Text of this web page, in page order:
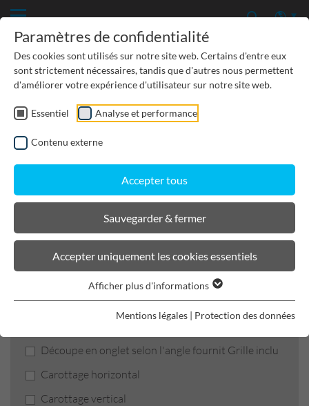
TP-GÉNIE CIVIL
PROTECTION DES EAUX SOUTERRAINES
URBANISME, PAYSAGISME
BIRCOsir Grandes Dimensions
Filtrer les produits
Découpe en onglet selon l'angle fournit Grille inclu
Carottage horizontal
Carottage vertical
Paramètres de confidentialité
Des cookies sont utilisés sur notre site web. Certains d'entre eux
sont strictement nécessaires, tandis que d'autres nous permettent
d'améliorer votre expérience d'utilisateur sur notre site web.
Essentiel Analyse et performance
Contenu externe
Accepter tous
Sauvegarder & fermer
Accepter uniquement les cookies essentiels
Afficher plus d'informations
Mentions légales | Protection des données